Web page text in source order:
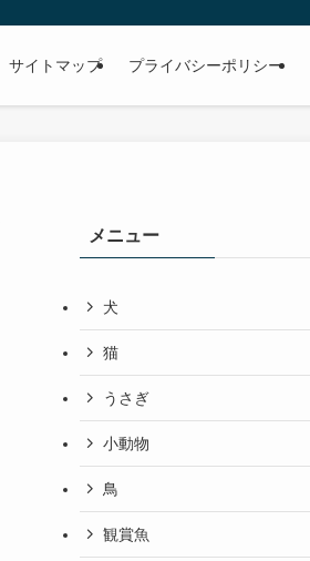
サイトマップ プライバシーポリシー
メニュー
犬
猫
うさぎ
小動物
鳥
観賞魚